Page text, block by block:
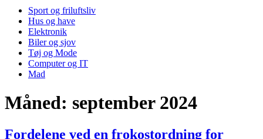
Sport og friluftsliv
Hus og have
Elektronik
Biler og sjov
Tøj og Mode
Computer og IT
Mad
Måned: september 2024
Fordelene ved en frokostordning for